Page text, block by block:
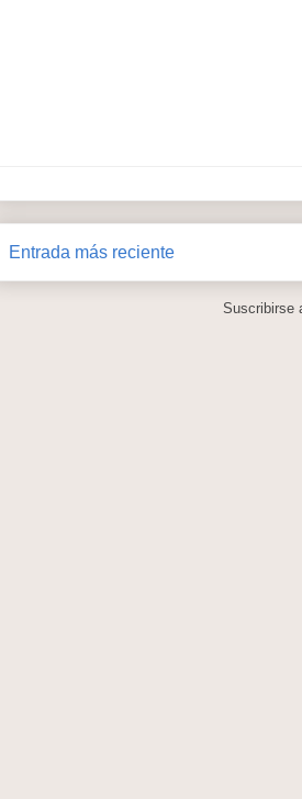
Entrada más reciente
Suscribirse